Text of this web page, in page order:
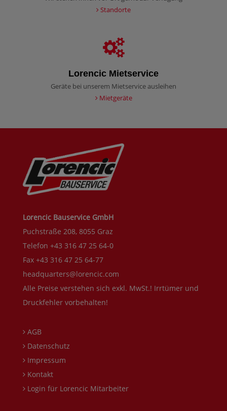
Standorte
Lorencic Mietservice
Geräte bei unserem Mietservice ausleihen
Mietgeräte
Lorencic Bauservice GmbH
Puchstraße 208, 8055 Graz
Telefon +43 316 47 25 64-0
Fax +43 316 47 25 64-77
headquarters@lorencic.com
Alle Preise verstehen sich exkl. MwSt.! Irrtümer und
Druckfehler vorbehalten!
AGB
Datenschutz
Impressum
Kontakt
Login für Lorencic Mitarbeiter